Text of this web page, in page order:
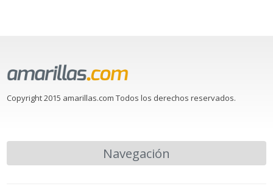
Copyright 2015 amarillas.com Todos los derechos reservados.
Navegación